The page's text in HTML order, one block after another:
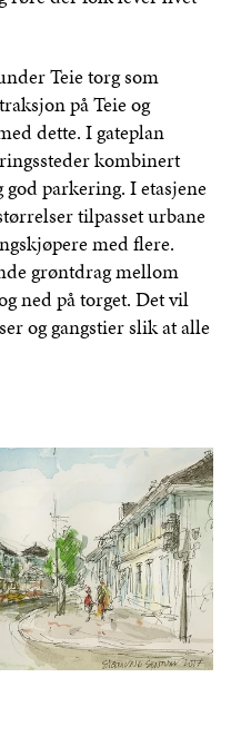
Teie torg som
på Teie og
dette. I gateplan
kombinert
parkering. I etasjene
tilpasset urbane
med flere.
grøntdrag mellom
ned på torget. Det vil
og gangstier slik at alle